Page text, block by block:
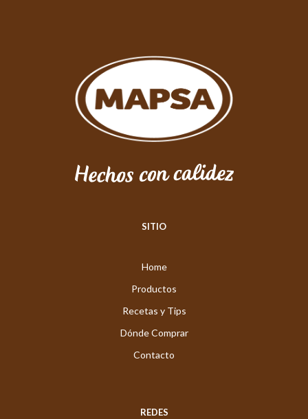
SITIO
Home
Productos
Recetas y Tips
Dónde Comprar
Contacto
REDES